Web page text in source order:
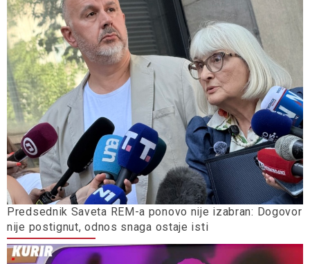
Predsednik Saveta REM-a ponovo nije izabran: Dogovor
nije postignut, odnos snaga ostaje isti